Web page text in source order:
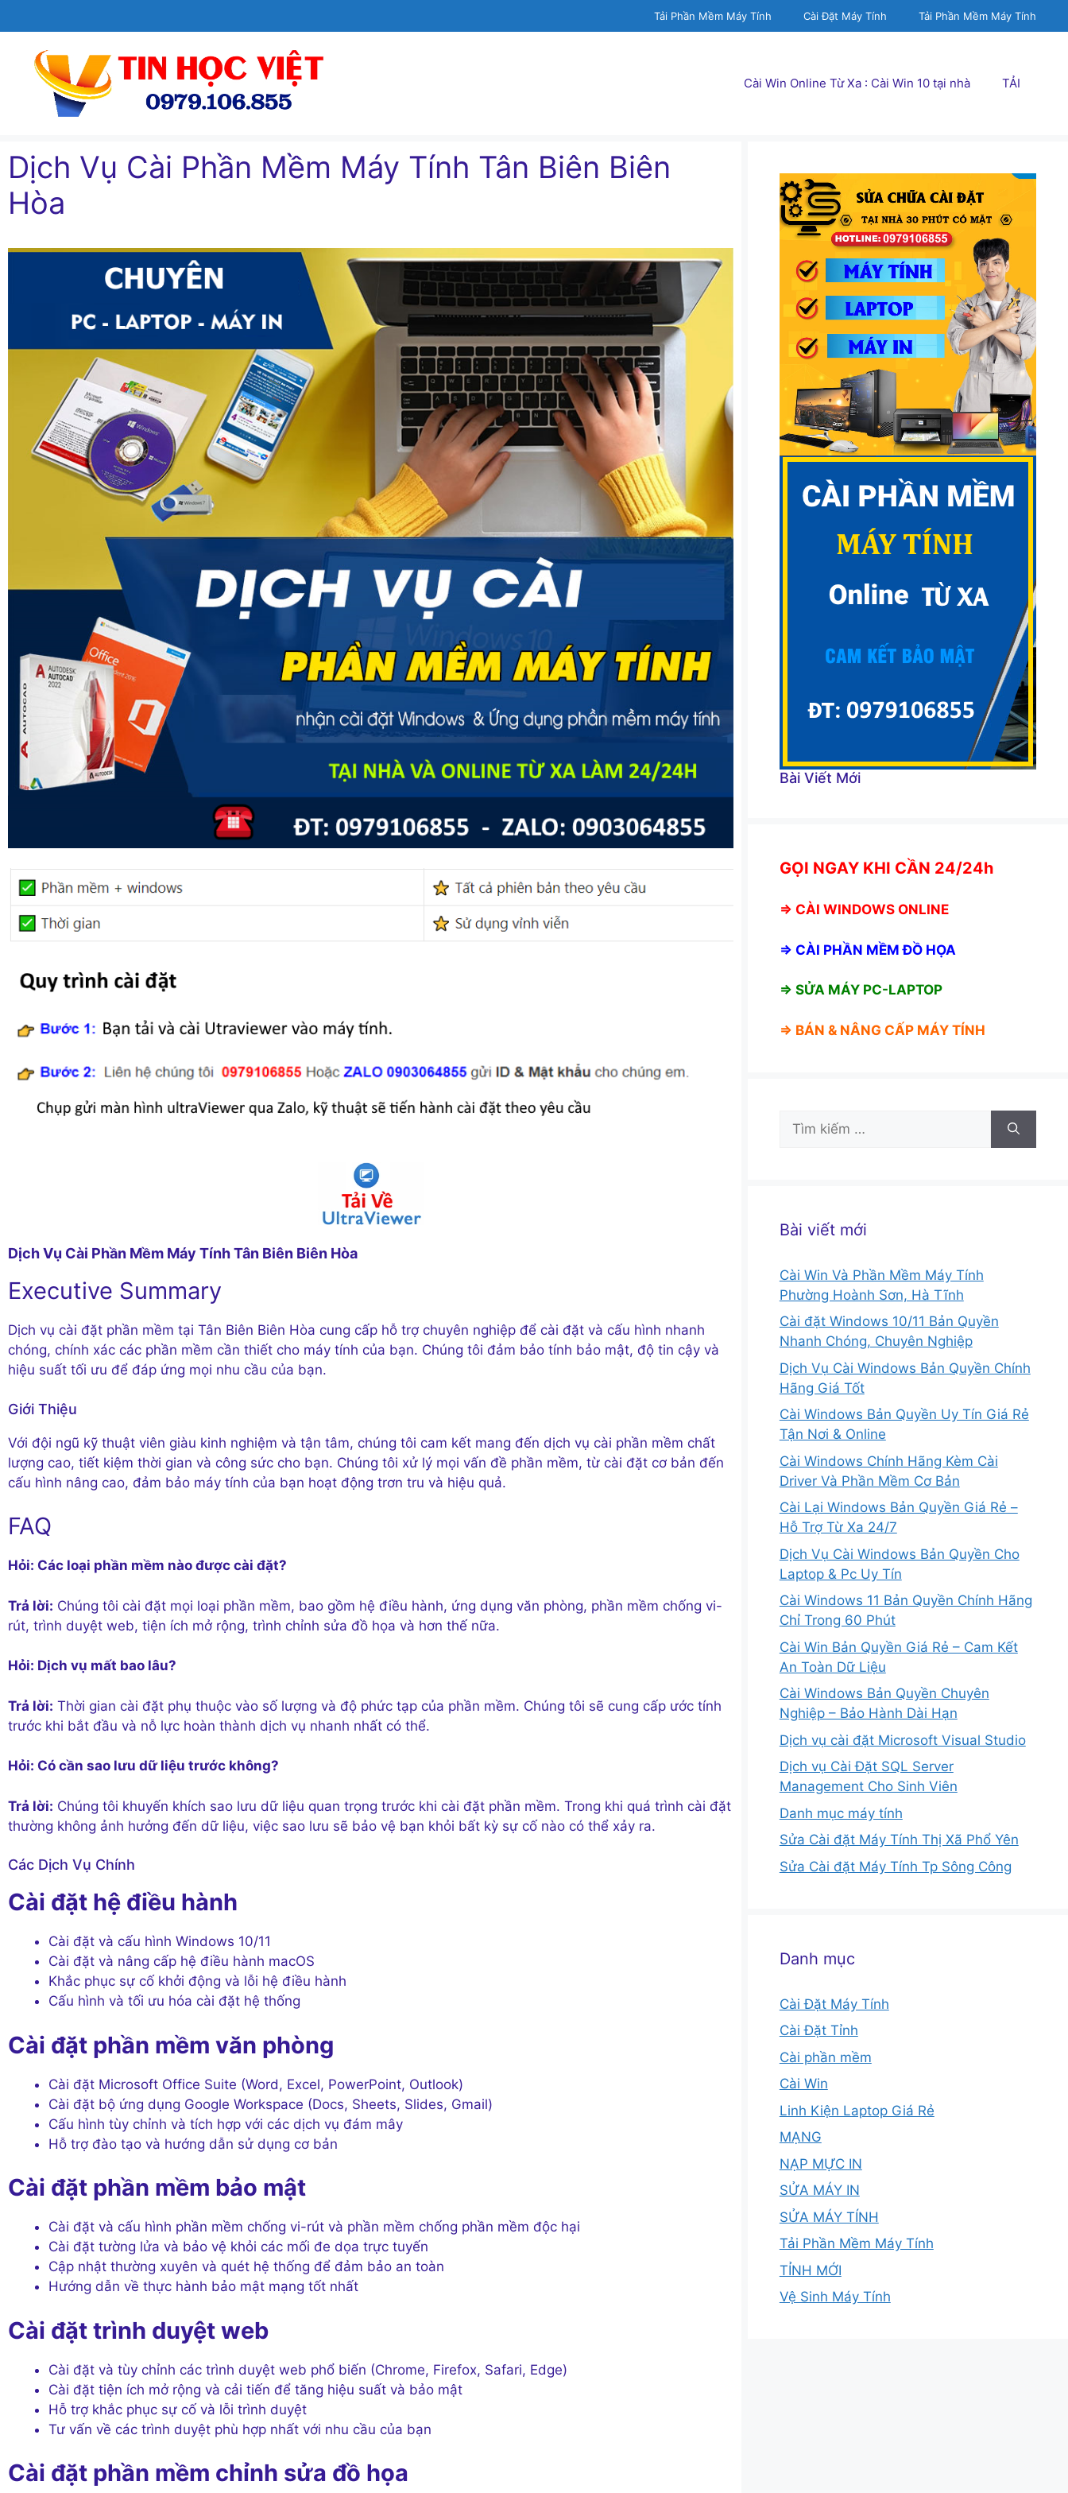
đến
Tải Phần Mềm Máy Tính Cài Đặt Máy Tính Tải Phần Mềm Máy Tính
Cài Win Online Từ Xa : Cài Win 10 tại nhà TẢI
Dịch Vụ Cài Phần Mềm Máy Tính Tân Biên Biên
Hòa
Dịch Vụ Cài Phần Mềm Máy Tính Tân Biên Biên Hòa
Executive Summary
Dịch vụ cài đặt phần mềm tại Tân Biên Biên Hòa cung cấp hỗ trợ chuyên nghiệp để cài đặt và cấu hình nhanh
chóng, chính xác các phần mềm cần thiết cho máy tính của bạn. Chúng tôi đảm bảo tính bảo mật, độ tin cậy và
hiệu suất tối ưu để đáp ứng mọi nhu cầu của bạn.
Giới Thiệu
Với đội ngũ kỹ thuật viên giàu kinh nghiệm và tận tâm, chúng tôi cam kết mang đến dịch vụ cài phần mềm chất
lượng cao, tiết kiệm thời gian và công sức cho bạn. Chúng tôi xử lý mọi vấn đề phần mềm, từ cài đặt cơ bản đến
cấu hình nâng cao, đảm bảo máy tính của bạn hoạt động trơn tru và hiệu quả.
FAQ
Hỏi: Các loại phần mềm nào được cài đặt?
Trả lời: Chúng tôi cài đặt mọi loại phần mềm, bao gồm hệ điều hành, ứng dụng văn phòng, phần mềm chống vi-
rút, trình duyệt web, tiện ích mở rộng, trình chỉnh sửa đồ họa và hơn thế nữa.
Hỏi: Dịch vụ mất bao lâu?
Trả lời: Thời gian cài đặt phụ thuộc vào số lượng và độ phức tạp của phần mềm. Chúng tôi sẽ cung cấp ước tính
trước khi bắt đầu và nỗ lực hoàn thành dịch vụ nhanh nhất có thể.
Hỏi: Có cần sao lưu dữ liệu trước không?
Trả lời: Chúng tôi khuyến khích sao lưu dữ liệu quan trọng trước khi cài đặt phần mềm. Trong khi quá trình cài đặt
thường không ảnh hưởng đến dữ liệu, việc sao lưu sẽ bảo vệ bạn khỏi bất kỳ sự cố nào có thể xảy ra.
Các Dịch Vụ Chính
Cài đặt hệ điều hành
Cài đặt và cấu hình Windows 10/11
Cài đặt và nâng cấp hệ điều hành macOS
Khắc phục sự cố khởi động và lỗi hệ điều hành
Cấu hình và tối ưu hóa cài đặt hệ thống
Cài đặt phần mềm văn phòng
Cài đặt Microsoft Office Suite (Word, Excel, PowerPoint, Outlook)
Cài đặt bộ ứng dụng Google Workspace (Docs, Sheets, Slides, Gmail)
Cấu hình tùy chỉnh và tích hợp với các dịch vụ đám mây
Hỗ trợ đào tạo và hướng dẫn sử dụng cơ bản
Cài đặt phần mềm bảo mật
Cài đặt và cấu hình phần mềm chống vi-rút và phần mềm chống phần mềm độc hại
Cài đặt tường lửa và bảo vệ khỏi các mối đe dọa trực tuyến
Cập nhật thường xuyên và quét hệ thống để đảm bảo an toàn
Hướng dẫn về thực hành bảo mật mạng tốt nhất
Cài đặt trình duyệt web
Cài đặt và tùy chỉnh các trình duyệt web phổ biến (Chrome, Firefox, Safari, Edge)
Cài đặt tiện ích mở rộng và cải tiến để tăng hiệu suất và bảo mật
Hỗ trợ khắc phục sự cố và lỗi trình duyệt
Tư vấn về các trình duyệt phù hợp nhất với nhu cầu của bạn
Cài đặt phần mềm chỉnh sửa đồ họa
Bài Viết Mới
GỌI NGAY KHI CẦN 24/24h
⇒ CÀI WINDOWS ONLINE
⇒ CÀI PHẦN MỀM ĐỒ HỌA
⇒ SỬA MÁY PC-LAPTOP
⇒ BÁN & NÂNG CẤP MÁY TÍNH
Tìm
kiếm
Bài viết mới
Cài Win Và Phần Mềm Máy Tính
Phường Hoành Sơn, Hà Tĩnh
Cài đặt Windows 10/11 Bản Quyền
Nhanh Chóng, Chuyên Nghiệp
Dịch Vụ Cài Windows Bản Quyền Chính
Hãng Giá Tốt
Cài Windows Bản Quyền Uy Tín Giá Rẻ
Tận Nơi & Online
Cài Windows Chính Hãng Kèm Cài
Driver Và Phần Mềm Cơ Bản
Cài Lại Windows Bản Quyền Giá Rẻ –
Hỗ Trợ Từ Xa 24/7
Dịch Vụ Cài Windows Bản Quyền Cho
Laptop & Pc Uy Tín
Cài Windows 11 Bản Quyền Chính Hãng
Chỉ Trong 60 Phút
Cài Win Bản Quyền Giá Rẻ – Cam Kết
An Toàn Dữ Liệu
Cài Windows Bản Quyền Chuyên
Nghiệp – Bảo Hành Dài Hạn
Dịch vụ cài đặt Microsoft Visual Studio
Dịch vụ Cài Đặt SQL Server
Management Cho Sinh Viên
Danh mục máy tính
Sửa Cài đặt Máy Tính Thị Xã Phổ Yên
Sửa Cài đặt Máy Tính Tp Sông Công
Danh mục
Cài Đặt Máy Tính
Cài Đặt Tỉnh
Cài phần mềm
Cài Win
Linh Kiện Laptop Giá Rẻ
MẠNG
NẠP MỰC IN
SỬA MÁY IN
SỬA MÁY TÍNH
Tải Phần Mềm Máy Tính
TỈNH MỚI
Vệ Sinh Máy Tính